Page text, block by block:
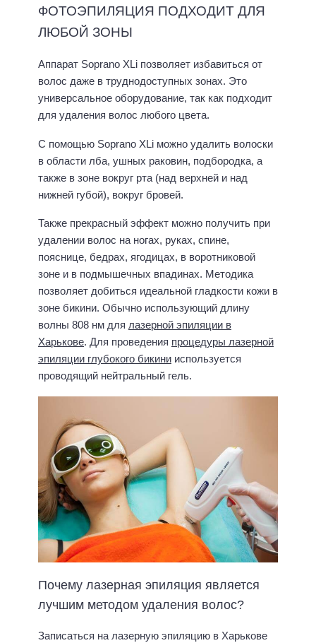
ФОТОЭПИЛЯЦИЯ ПОДХОДИТ ДЛЯ
ЛЮБОЙ ЗОНЫ
Аппарат Soprano XLi позволяет избавиться от
волос даже в труднодоступных зонах. Это
универсальное оборудование, так как подходит
для удаления волос любого цвета.
С помощью Soprano XLi можно удалить волоски
в области лба, ушных раковин, подбородка, а
также в зоне вокруг рта (над верхней и над
нижней губой), вокруг бровей.
Также прекрасный эффект можно получить при
удалении волос на ногах, руках, спине,
пояснице, бедрах, ягодицах, в воротниковой
зоне и в подмышечных впадинах. Методика
позволяет добиться идеальной гладкости кожи в
зоне бикини. Обычно использующий длину
волны 808 нм для лазерной эпиляции в
Харькове. Для проведения процедуры лазерной
эпиляции глубокого бикини используется
проводящий нейтральный гель.
Почему лазерная эпиляция является
лучшим методом удаления волос?
Записаться на лазерную эпиляцию в Харькове